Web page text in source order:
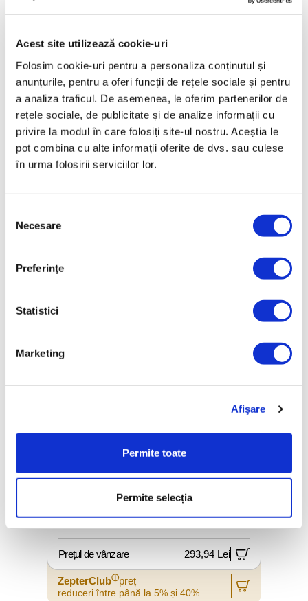
Acest site utilizează cookie-uri
Folosim cookie-uri pentru a personaliza conținutul și
anunțurile, pentru a oferi funcții de rețele sociale și pentru
a analiza traficul. De asemenea, le oferim partenerilor de
rețele sociale, de publicitate și de analize informații cu
privire la modul în care folosiți site-ul nostru. Aceștia le
pot combina cu alte informații oferite de dvs. sau culese
în urma folosirii serviciilor lor.
consimțământului
Necesare
Preferinţe
Statistici
Marketing
Afişare
Permite toate
Permite selecția
NUME PRODUS
PILĂ DE ASCUȚIT CUȚITE, DIAMOND, 25CM
0,37
GREUTATE NETĂ [KG]
0,34
25CM
Prețul de vânzare 293,94 Lei
ZepterClubⓘpreț
reduceri între până la 5% și 40%